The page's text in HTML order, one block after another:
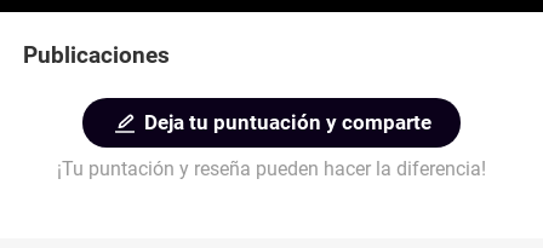
Publicaciones
Deja tu puntuación y comparte
¡Tu puntación y reseña pueden hacer la diferencia!